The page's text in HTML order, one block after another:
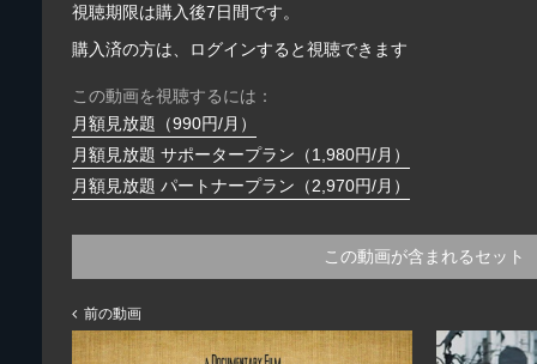
視聴期限は購入後7日間です。
購入済の方は、ログインすると視聴できます
この動画を視聴するには：
月額見放題（990円/月）
月額見放題 サポータープラン（1,980円/月）
月額見放題 パートナープラン（2,970円/月）
この動画が含まれるセット
前の動画